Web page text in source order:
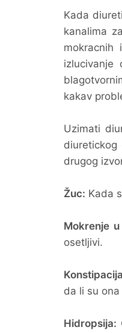
Kada
kanalima
kakav
Uzimati
drugog
Žuc: Kada
Mokrenje
osetljivi.
da li su
Hidropsija: